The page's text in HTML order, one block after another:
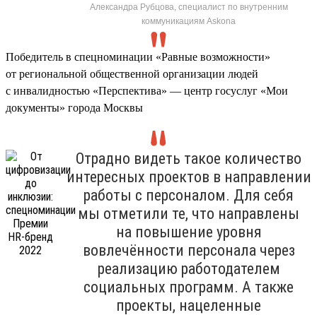
Александра Рубцова, специалист по внутренним
коммуникациям Askona
Победитель в спецноминации «Равные возможности»
от региональной общественной организации людей
с инвалидностью «Перспектива» — центр госуслуг «Мои
документы» города Москвы
Отрадно видеть такое количество
интересных проектов в направлении
работы с персоналом. Для себя
мы отметили те, что направлены
на повышение уровня
вовлечённости персонала через
реализацию работодателем
социальных программ. А также
проекты, нацеленные